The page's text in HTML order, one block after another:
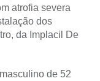
atrofia severa
dos
da Implacil De
de 52